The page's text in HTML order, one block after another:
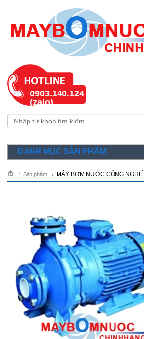
0903.140.124
(zalo)
DANH MỤC SẢN PHẨM
Sản phẩm MÁY BƠM NƯỚC CÔNG